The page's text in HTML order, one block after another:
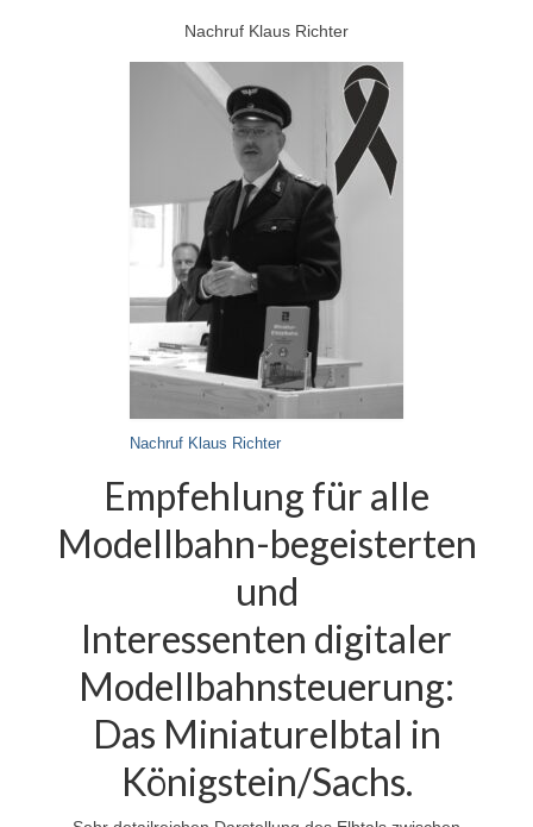
Nachruf Klaus Richter
Nachruf Klaus Richter
Empfehlung für alle
Modellbahn-begeisterten
und
Interessenten digitaler
Modellbahnsteuerung:
Das Miniaturelbtal in
Königstein/Sachs.